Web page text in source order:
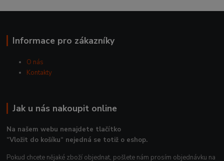
Informace pro zákazníky
O nás
Kontakty
Jak u nás nakoupit online
Na našem webu nenajdete tlačítko
“Vložit do košíku“ nejedná se totiž o eshop.
Pokud chcete nějaké zboží objednat, pošlete nám prosím objednávku na